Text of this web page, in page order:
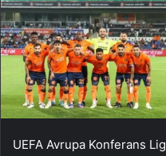
UEFA Avrupa Konferans